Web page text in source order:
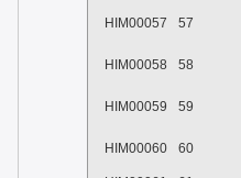
HIM00057 57
HIM00058 58
HIM00059 59
HIM00060 60